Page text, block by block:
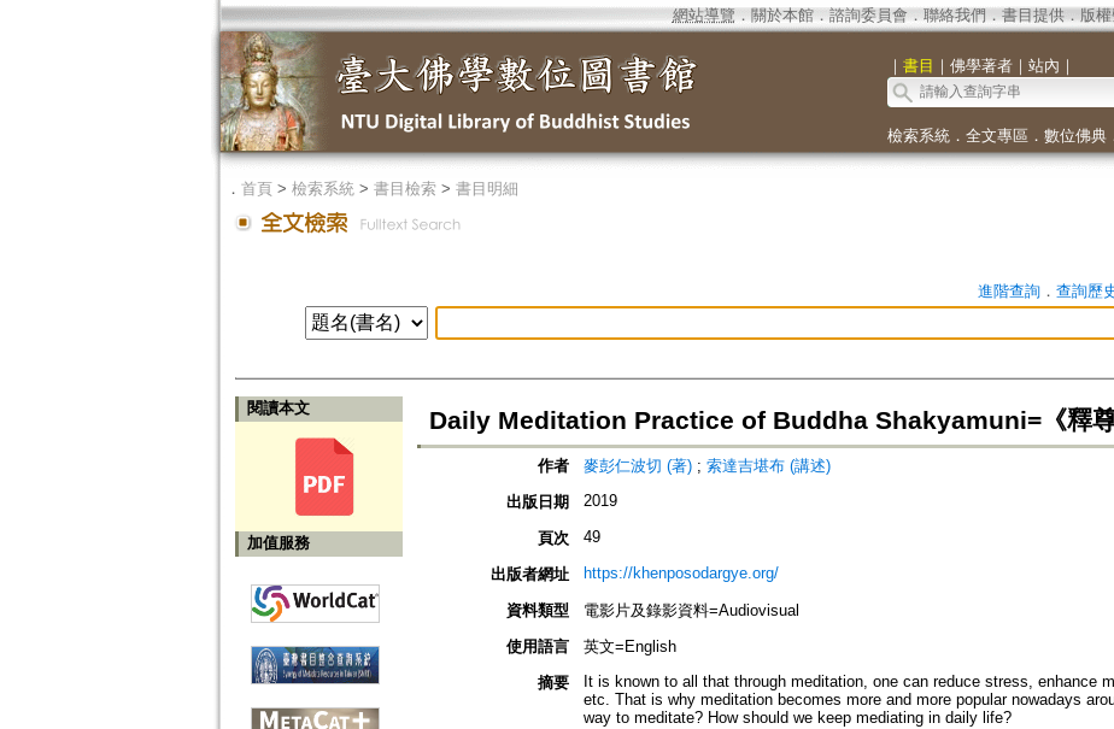
網站導覽 ． 關於本館． 諮詢委員會． 聯絡我們 ． 書目提供． 版
｜ 書目 ｜ 佛學著者｜ 站內 ｜
檢索系統． 全文專區 ． 數位佛典
． 首頁> 檢索系統> 書目檢索> 書目明細
進階查詢． 查詢歷
閱讀本文
加值服務
Daily Meditation Practice of Buddha Shakyamuni=《釋尊
作者 麥彭仁波切 (著); 索達吉堪布 (講述)
出版日期
2019
頁次 49
出版者網址 https://khenposodargye.org/
資料類型
電影片及錄影資料=Audiovisual
使用語言
英文=English
摘要
It is known to all that through meditation, one can reduce stress, enhance
etc. That is why meditation becomes more and more popular nowadays
way to meditate? How should we keep mediating in daily life?